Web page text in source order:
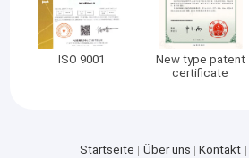
ISO 9001
New type patent
certificate
Startseite Über uns Kontakt